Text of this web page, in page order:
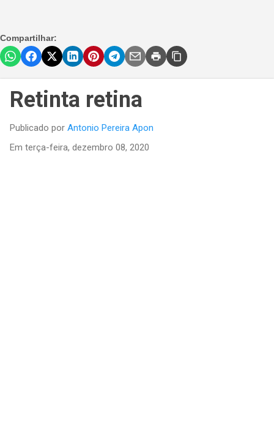
Compartilhar:
Retinta retina
Publicado por Antonio Pereira Apon
Em terça-feira, dezembro 08, 2020